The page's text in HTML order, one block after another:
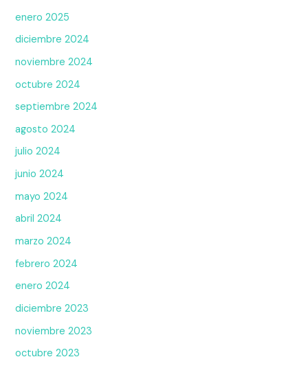
enero 2025
diciembre 2024
noviembre 2024
octubre 2024
septiembre 2024
agosto 2024
julio 2024
junio 2024
mayo 2024
abril 2024
marzo 2024
febrero 2024
enero 2024
diciembre 2023
noviembre 2023
octubre 2023